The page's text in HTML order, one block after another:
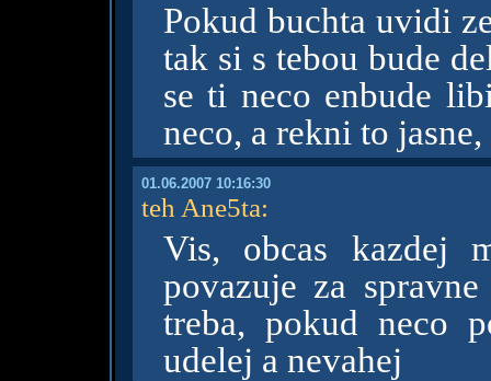
Pokud buchta uvidi
tak si s tebou bude
se ti neco enbude
neco, a rekni to
01.06.2007 10:16:30
teh Ane5ta:
Vis, obcas kazdej
povazuje za
treba, pokud neco
udelej a nevahej